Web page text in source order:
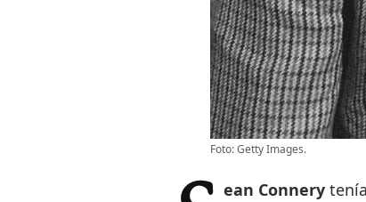
Foto: Getty Images.
Sean Connery